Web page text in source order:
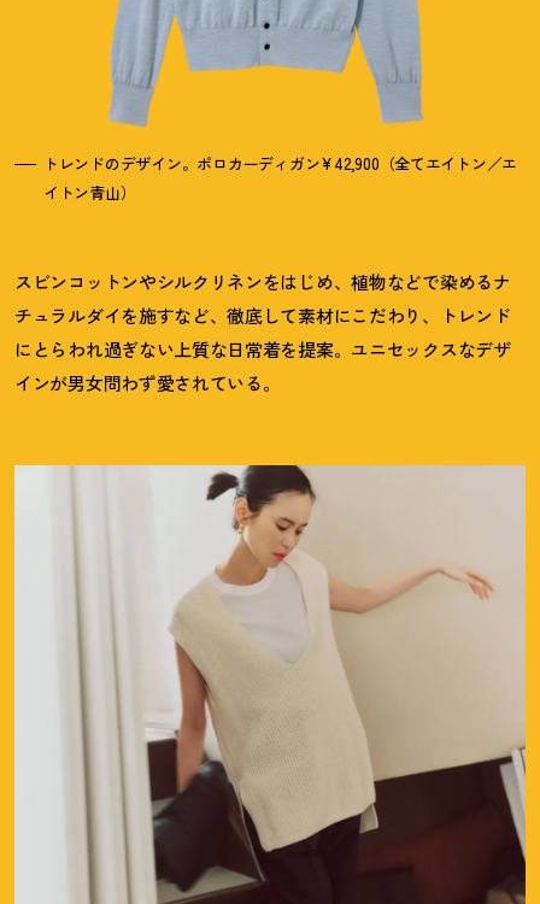
トレンドのデザイン。ポロカーディガン¥42,900（全てエイトン／エ
イトン青山）
スビンコットンやシルクリネンをはじめ、植物などで染めるナ
チュラルダイを施すなど、徹底して素材にこだわり、トレンド
にとらわれ過ぎない上質な日常着を提案。ユニセックスなデザ
インが男女問わず愛されている。